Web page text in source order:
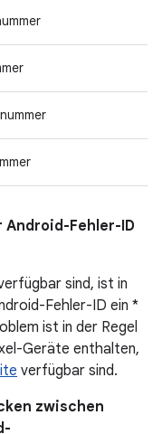
Android-Fehler-ID
sind, ist in
Fehler-ID ein *
ist in der Regel
Geräte enthalten,
verfügbar sind.
zwischen